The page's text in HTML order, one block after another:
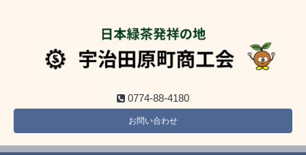
0774-88-4180
お問い合わせ